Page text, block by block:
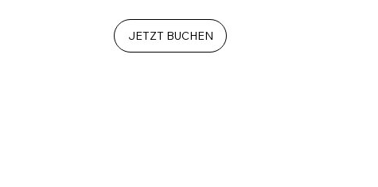
JETZT BUCHEN